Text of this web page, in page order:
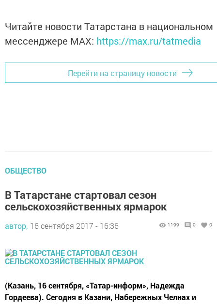
Читайте новости Татарстана в национальном
мессенджере MАХ: https://max.ru/tatmedia
Перейти на страницу новости
ОБЩЕСТВО
В Татарстане стартовал сезон
сельскохозяйственных ярмарок
автор, 16 сентября 2017 - 16:36 1199 0 0
(Казань, 16 сентября, «Татар-информ», Надежда
Гордеева). Сегодня в Казани, Набережных Челнах и